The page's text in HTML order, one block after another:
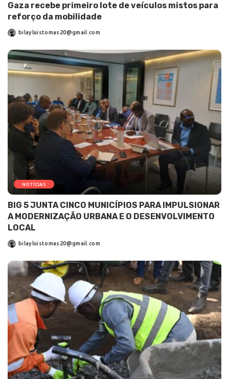
Gaza recebe primeiro lote de veículos mistos para
reforço da mobilidade
bilayluistomas20@gmail.com
NOTÍCIAS
BIG 5 JUNTA CINCO MUNICÍPIOS PARA IMPULSIONAR
A MODERNIZAÇÃO URBANA E O DESENVOLVIMENTO
LOCAL
bilayluistomas20@gmail.com